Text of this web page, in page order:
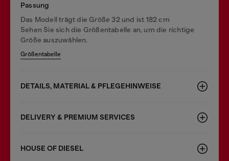
Passung
Das Modell trägt die Größe 32 und ist 182 cm
Sehen Sie sich die Größentabelle an, um die richtige
Größe auszuwählen.
Größentabelle
DETAILS, MATERIAL & PFLEGEHINWEISE
DELIVERY & PREMIUM SERVICES
HOUSE OF DIESEL